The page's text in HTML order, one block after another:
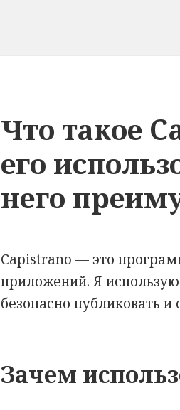
Что такое
его
него
Capistrano — это
приложений. Я
безопасно публиковать и
Зачем